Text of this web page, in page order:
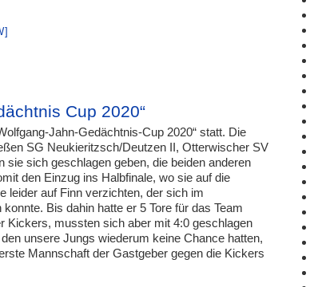
Cup 2020“
Jahn-Gedächtnis-Cup 2020“ statt. Die
SG Neukieritzsch/Deutzen II, Otterwischer SV
sich geschlagen geben, die beiden anderen
den Einzug ins Halbfinale, wo sie auf die
leider auf Finn verzichten, der sich im
Bis dahin hatte er 5 Tore für das Team
Kickers, mussten sich aber mit 4:0 geschlagen
unsere Jungs wiederum keine Chance hatten,
Mannschaft der Gastgeber gegen die Kickers